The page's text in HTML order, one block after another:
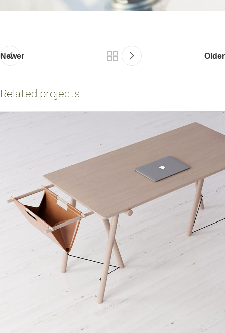
Newer Older
Related projects